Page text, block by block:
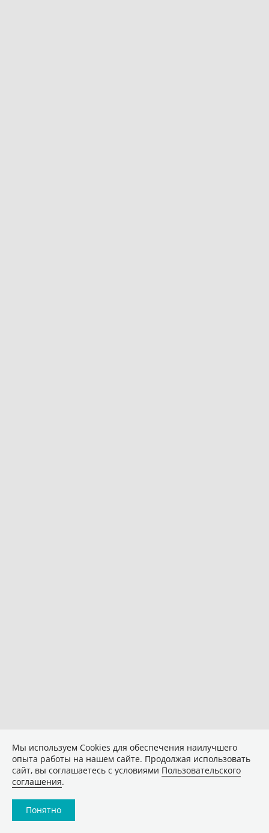
Мы используем Сookies для обеспечения наилучшего
опыта работы на нашем сайте. Продолжая использовать
сайт, вы соглашаетесь с условиями Пользовательского
соглашения.
Понятно